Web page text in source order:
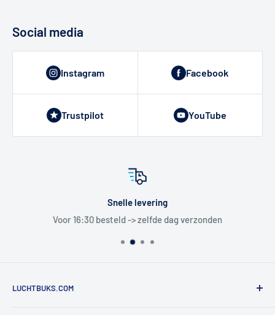
Social media
Instagram Facebook
Trustpilot YouTube
Snelle levering
Voor 16:30 besteld -> zelfde dag verzonden
LUCHTBUKS.COM